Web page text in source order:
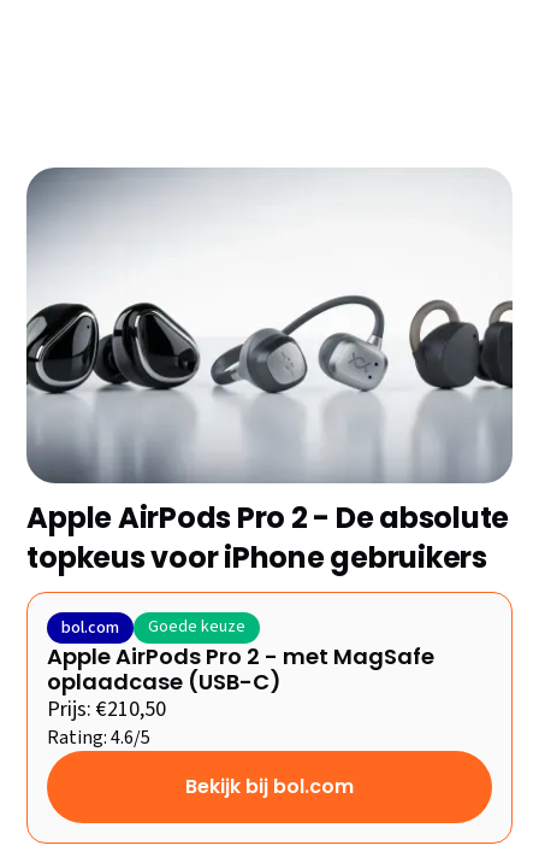
van 2026 voor je geselecteerd op basis van
gebruikersbeoordelingen en prestaties. Ontdek snel
welke oortjes het beste bij jouw wensen en budget
passen!
Apple AirPods Pro 2 - De absolute
topkeus voor iPhone gebruikers
bol.com Goede keuze
Apple AirPods Pro 2 - met MagSafe
oplaadcase (USB-C)
Prijs: €210,50
Rating: 4.6/5
Bekijk bij bol.com